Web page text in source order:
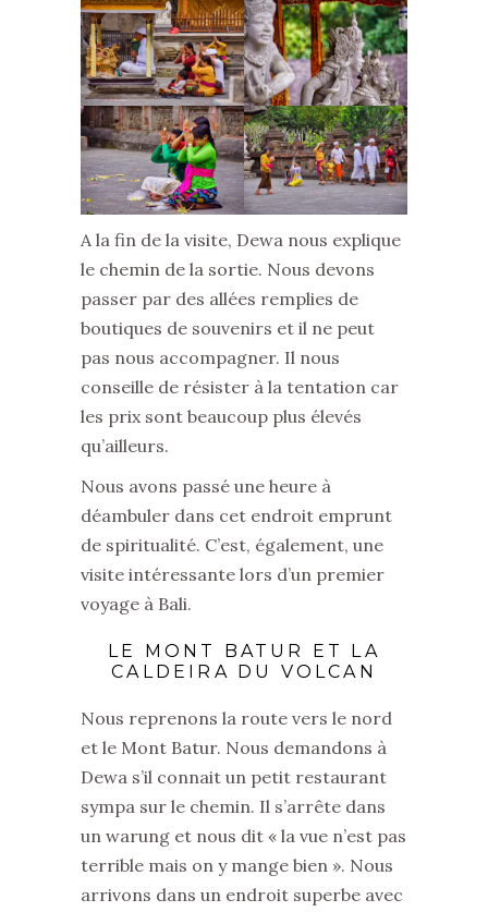
A la fin de la visite, Dewa nous explique
le chemin de la sortie. Nous devons
passer par des allées remplies de
boutiques de souvenirs et il ne peut
pas nous accompagner. Il nous
conseille de résister à la tentation car
les prix sont beaucoup plus élevés
qu’ailleurs.
Nous avons passé une heure à
déambuler dans cet endroit emprunt
de spiritualité. C’est, également, une
visite intéressante lors d’un premier
voyage à Bali.
LE MONT BATUR ET LA
CALDEIRA DU VOLCAN
Nous reprenons la route vers le nord
et le Mont Batur. Nous demandons à
Dewa s’il connait un petit restaurant
sympa sur le chemin. Il s’arrête dans
un warung et nous dit « la vue n’est pas
terrible mais on y mange bien ». Nous
arrivons dans un endroit superbe avec